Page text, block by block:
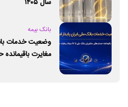
سال ۱۴۰۵
بانک بیمه
وضعیت خدمات